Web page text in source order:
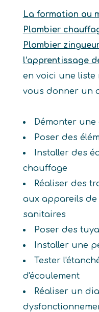
La formation au
Plombier
Plombier
l’apprentissage
en voici une
vous donner un
Démonter
Poser des
Installer des
chauffage
Réaliser des
aux appareils de
sanitaires
Poser des
Installer une
Tester
d'écoulement
Réaliser un